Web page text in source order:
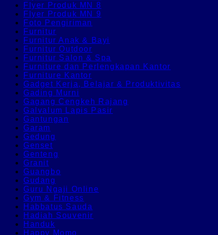
Flyer Produk MN 8
Flyer Produk MN 9
Foto Pengiriman
Furnitur
Furnitur Anak & Bayi
Furnitur Outdoor
Furnitur Salon & Spa
Furniture dan Perlengkapan Kantor
Furniture Kantor
Gadget Kerja, Belajar & Produktivitas
Gading Murni
Gagang Cengkeh Rajang
Galvalum Lapis Pasir
Gantungan
Garam
Gedung
Genset
Genteng
Granit
Guangbo
Gudang
Guru Ngaji Online
Gym & Fitness
Habbatus Sauda
Hadiah Souvenir
Handuk
Happy Momo